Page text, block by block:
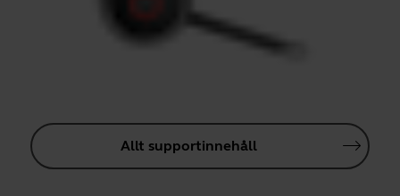
Allt supportinnehåll